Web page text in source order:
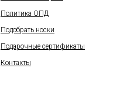
Политика ОПД
Подобрать носки
Подарочные сертификаты
Контакты